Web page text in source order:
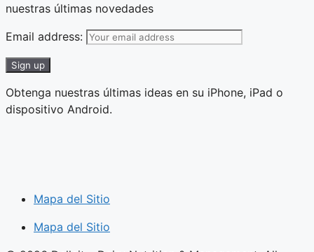
nuestras últimas novedades
Email address:
Obtenga nuestras últimas ideas en su iPhone, iPad o
dispositivo Android.
Mapa del Sitio
Mapa del Sitio